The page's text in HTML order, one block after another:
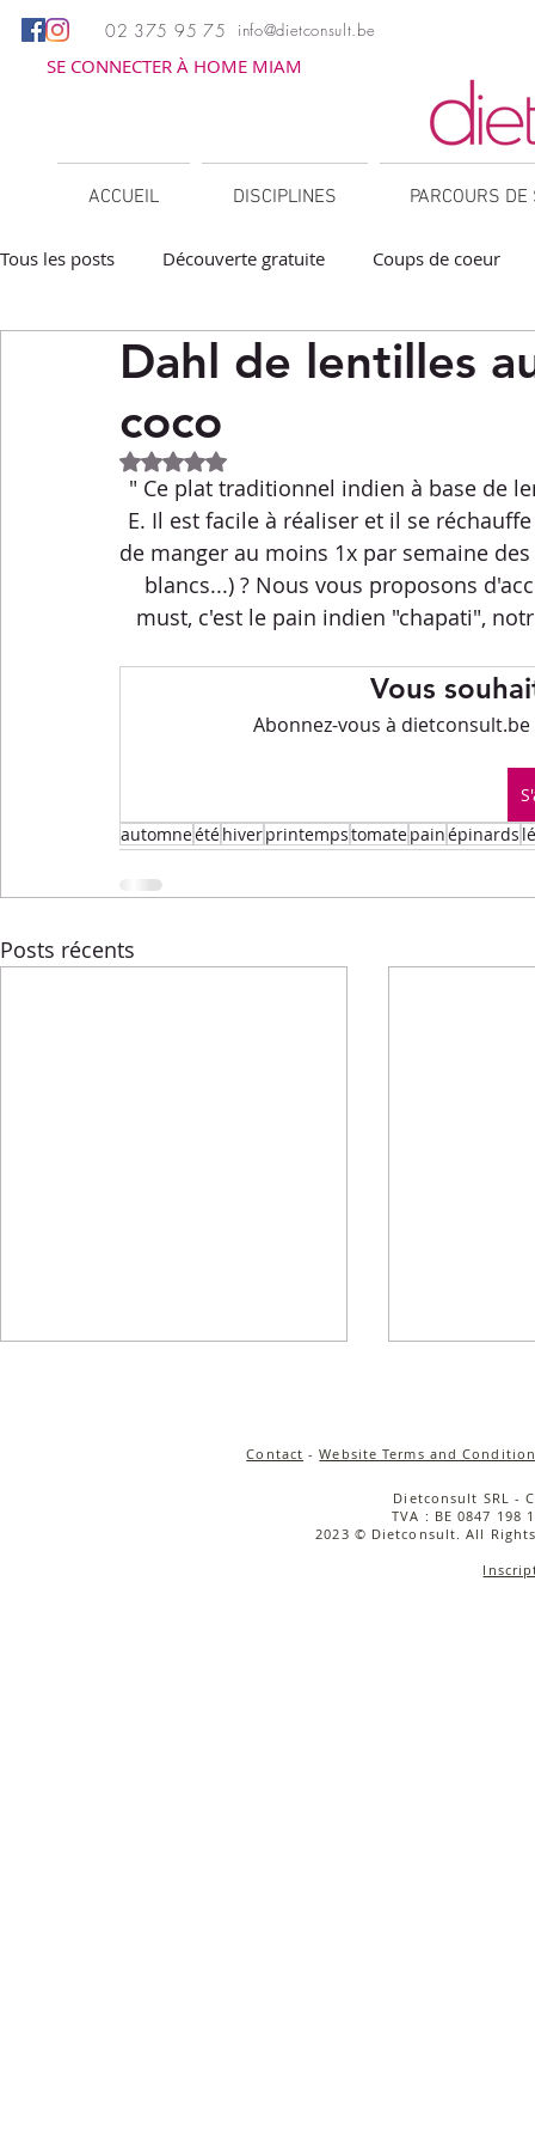
02 375 95 75 info@dietconsult.be
SE CONNECTER À HOME MIAM
ACCUEIL DISCIPLINES PARCOURS
Tous les posts Découverte gratuite Coups de coeur
Barbecue / Plancha Collations
Facile à réchauffer
Menus de la semaine Pasta Petits-déjeuners
Techniques culinaires Divers
Dahl de lentilles
coco
Noté NaN étoiles sur 5.
" Ce plat traditionnel indien à base de
E. Il est facile à réaliser et il se
de manger au moins 1x par semaine
blancs...) ? Nous vous proposons
must, c'est le pain indien "chapati",
Vous
Abonnez-vous à
automneétéhiverprintempstomatepainépinards
Posts récents
Salade
Contact -Website Terms and
Dietconsult SRL -
TVA : BE 0847 198
2023 © Dietconsult. All